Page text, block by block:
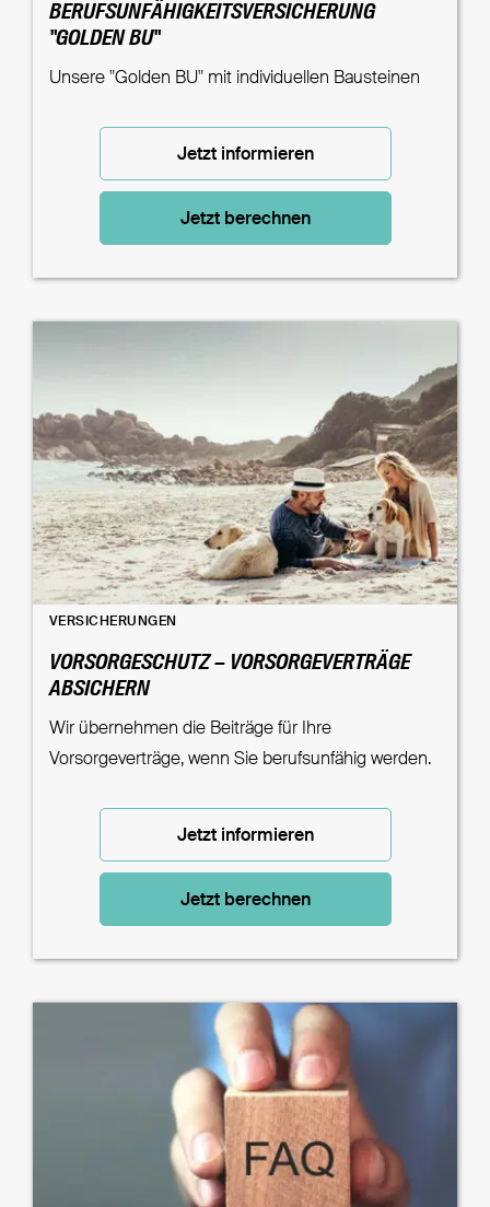
BERUFSUNFÄHIGKEITSVERSICHERUNG
"GOLDEN BU"
Unsere "Golden BU" mit individuellen Bausteinen
Jetzt informieren
Jetzt berechnen
VERSICHERUNGEN
VORSORGESCHUTZ – VORSORGEVERTRÄGE
ABSICHERN
Wir übernehmen die Beiträge für Ihre
Vorsorgeverträge, wenn Sie berufsunfähig werden.
Jetzt informieren
Jetzt berechnen